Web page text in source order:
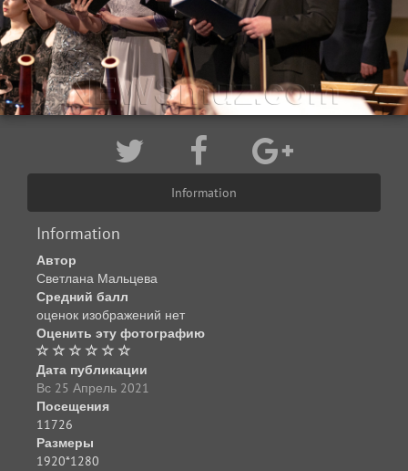
Information
Information
Автор
Светлана Мальцева
Средний балл
оценок изображений нет
Оценить эту фотографию
Дата публикации
Вс 25 Апрель 2021
Посещения
11726
Размеры
1920*1280